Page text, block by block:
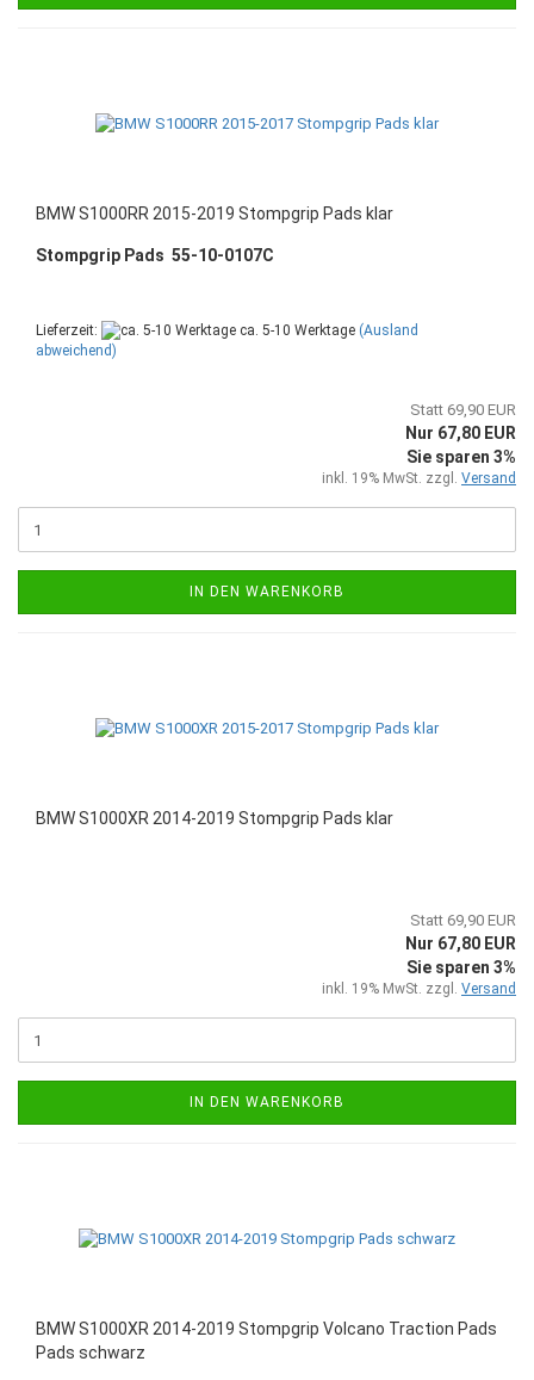
BMW S1000RR 2015-2019 Stompgrip Pads klar
Stompgrip Pads 55-10-0107C
Lieferzeit: ca. 5-10 Werktage (Ausland
abweichend)
Statt 69,90 EUR
Nur 67,80 EUR
Sie sparen 3%
inkl. 19% MwSt. zzgl. Versand
IN DEN WARENKORB
BMW S1000XR 2014-2019 Stompgrip Pads klar
Statt 69,90 EUR
Nur 67,80 EUR
Sie sparen 3%
inkl. 19% MwSt. zzgl. Versand
IN DEN WARENKORB
BMW S1000XR 2014-2019 Stompgrip Volcano Traction Pads
Pads schwarz